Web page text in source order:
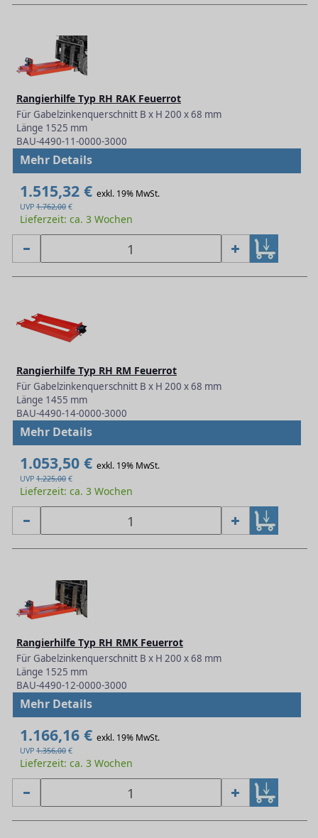
Rangierhilfe Typ RH RAK Feuerrot
Für Gabelzinkenquerschnitt B x H 200 x 68 mm
Länge 1525 mm
BAU-4490-11-0000-3000
Mehr Details
1.515,32 € exkl. 19% MwSt.
UVP 1.762,00 €
Lieferzeit: ca. 3 Wochen
Rangierhilfe Typ RH RM Feuerrot
Für Gabelzinkenquerschnitt B x H 200 x 68 mm
Länge 1455 mm
BAU-4490-14-0000-3000
Mehr Details
1.053,50 € exkl. 19% MwSt.
UVP 1.225,00 €
Lieferzeit: ca. 3 Wochen
Rangierhilfe Typ RH RMK Feuerrot
Für Gabelzinkenquerschnitt B x H 200 x 68 mm
Länge 1525 mm
BAU-4490-12-0000-3000
Mehr Details
1.166,16 € exkl. 19% MwSt.
UVP 1.356,00 €
Lieferzeit: ca. 3 Wochen